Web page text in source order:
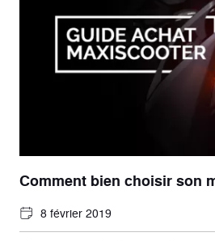
Comment bien choisir son
8 février 2019